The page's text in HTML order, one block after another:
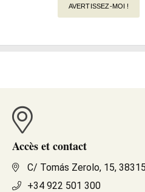
AVERTISSEZ-MOI !
Accès et contact
C/ Tomás Zerolo, 15,
+34 922 501 300